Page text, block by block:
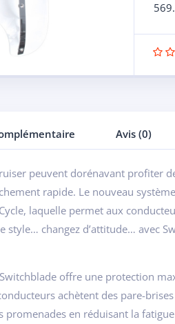
Avis (0)
peuvent dorénavant profiter
rapide. Le nouveau
laquelle permet aux
style… changez d’attitude… avec
offre une protection
achètent des pare-
promenades en réduisant la